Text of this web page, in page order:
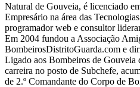
Natural de Gouveia, é licenciado
Empresário na área das
programador web e consultor
Em 2004 fundou a Associação
BombeirosDistritoGuarda.com e
Ligado aos Bombeiros de Gouveia
carreira no posto de Subchefe,
de 2.º Comandante do Corpo de